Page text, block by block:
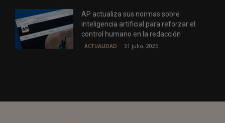
AP actualiza sus normas sobre
inteligencia artificial para reforzar el
control humano en la redacción
ACTUALIDAD 31 julio, 2026